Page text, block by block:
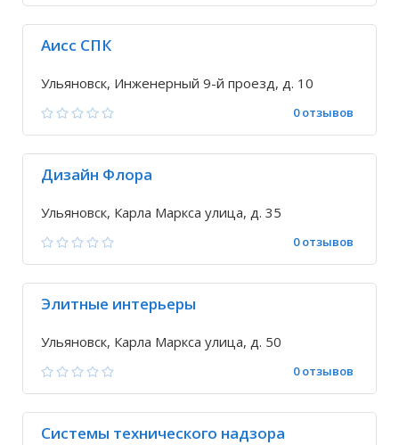
Аисс СПК
Ульяновск, Инженерный 9-й проезд, д. 10
0 отзывов
Дизайн Флора
Ульяновск, Карла Маркса улица, д. 35
0 отзывов
Элитные интерьеры
Ульяновск, Карла Маркса улица, д. 50
0 отзывов
Системы технического надзора